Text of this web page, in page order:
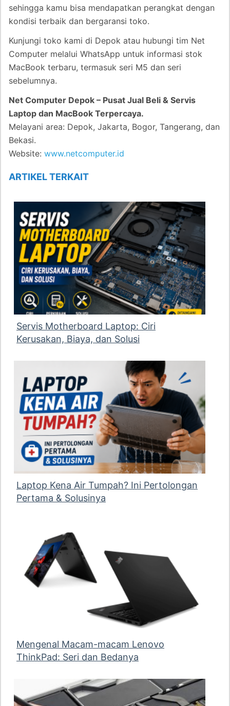
sehingga kamu bisa mendapatkan perangkat dengan
kondisi terbaik dan bergaransi toko.
Kunjungi toko kami di Depok atau hubungi tim Net
Computer melalui WhatsApp untuk informasi stok
MacBook terbaru, termasuk seri M5 dan seri
sebelumnya.
Net Computer Depok – Pusat Jual Beli & Servis
Laptop dan MacBook Terpercaya.
Melayani area: Depok, Jakarta, Bogor, Tangerang, dan
Bekasi.
Website: www.netcomputer.id
ARTIKEL TERKAIT
Servis Motherboard Laptop: Ciri
Kerusakan, Biaya, dan Solusi
Laptop Kena Air Tumpah? Ini Pertolongan
Pertama & Solusinya
Mengenal Macam-macam Lenovo
ThinkPad: Seri dan Bedanya